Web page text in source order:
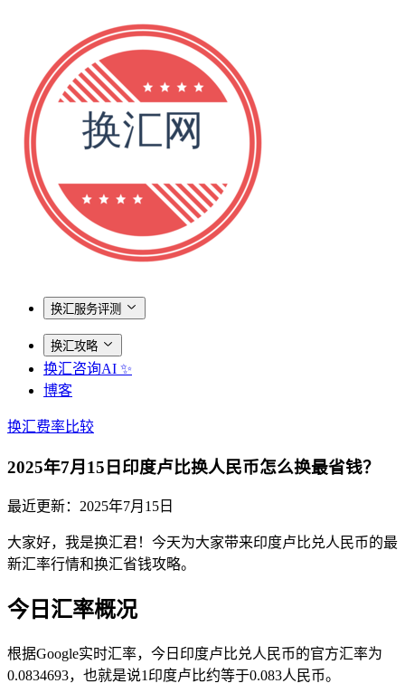
换汇服务评测
换汇攻略
换汇咨询AI ✨
博客
换汇费率比较
2025年7月15日印度卢比换人民币怎么换最省钱？
最近更新： 2025年7月15日
大家好，我是换汇君！今天为大家带来印度卢比兑人民币的最
新汇率行情和换汇省钱攻略。
今日汇率概况
根据Google实时汇率，今日印度卢比兑人民币的官方汇率为
0.0834693，也就是说1印度卢比约等于0.083人民币。